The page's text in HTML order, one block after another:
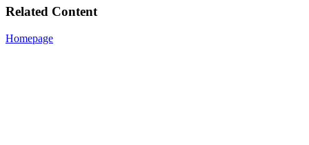
Related Content
Homepage